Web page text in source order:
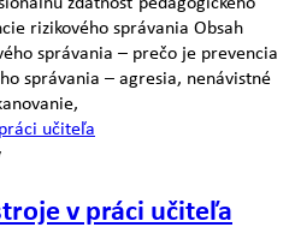
rizikového správania Obsah
správania – prečo je prevencia
správania – agresia, nenávistné
v práci učiteľa